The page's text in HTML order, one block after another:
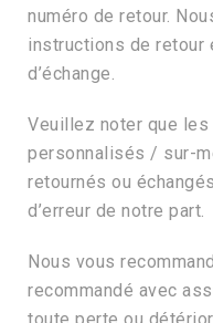
numéro de retour.
instructions de retour
d’échange.
Veuillez noter que
personnalisés / sur-
retournés ou
d’erreur de notre part.
Nous vous
recommandé avec